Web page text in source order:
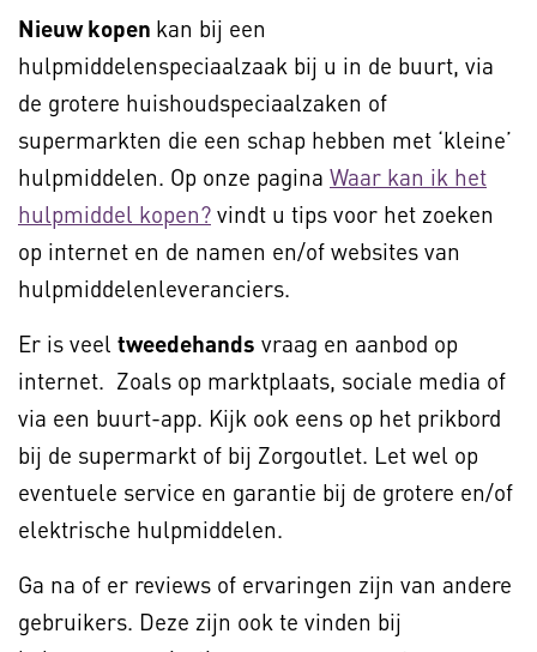
Nieuw kopen kan bij een
hulpmiddelenspeciaalzaak bij u in de buurt, via
de grotere huishoudspeciaalzaken of
supermarkten die een schap hebben met ‘kleine’
hulpmiddelen. Op onze pagina Waar kan ik het
hulpmiddel kopen? vindt u tips voor het zoeken
op internet en de namen en/of websites van
hulpmiddelenleveranciers.
Er is veel tweedehands vraag en aanbod op
internet. Zoals op marktplaats, sociale media of
via een buurt-app. Kijk ook eens op het prikbord
bij de supermarkt of bij Zorgoutlet. Let wel op
eventuele service en garantie bij de grotere en/of
elektrische hulpmiddelen.
Ga na of er reviews of ervaringen zijn van andere
gebruikers. Deze zijn ook te vinden bij